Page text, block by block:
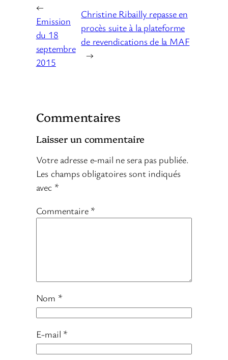
←
Emission
du 18
septembre
2015
Christine Ribailly repasse en
procès suite à la plateforme
de revendications de la MAF
→
Commentaires
Laisser un commentaire
Votre adresse e-mail ne sera pas publiée.
Les champs obligatoires sont indiqués
avec *
Commentaire *
Nom *
E-mail *